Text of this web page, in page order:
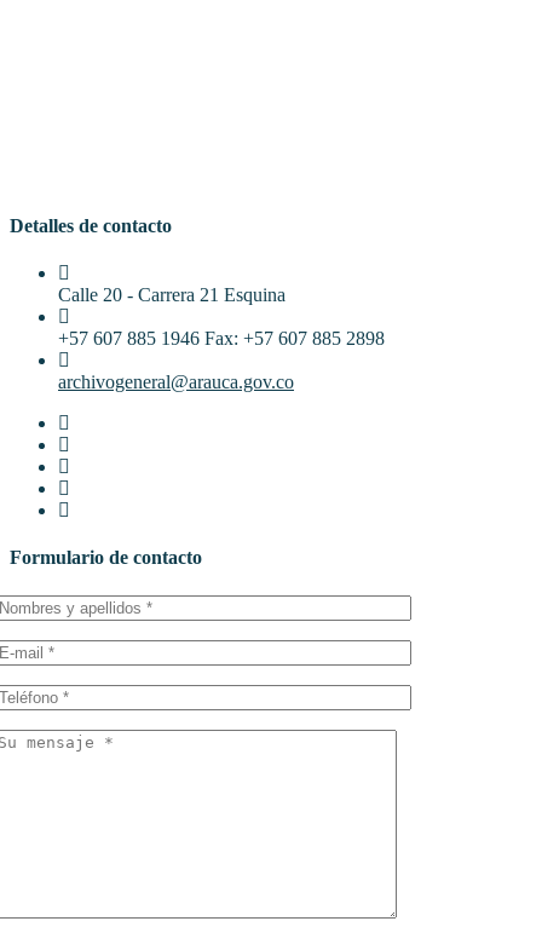
Detalles de contacto
Calle 20 - Carrera 21 Esquina
+57 607 885 1946 Fax: +57 607 885 2898
archivogeneral@arauca.gov.co
Formulario de contacto